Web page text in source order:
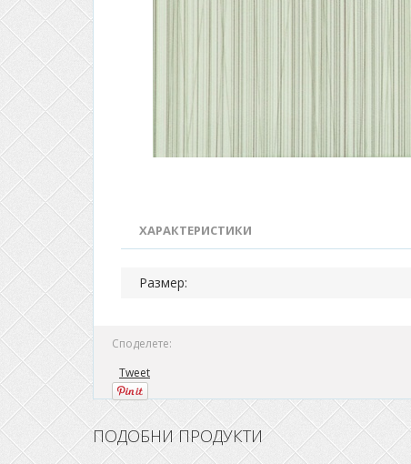
ХАРАКТЕРИСТИКИ
Размер:
Споделете:
Tweet
ПОДОБНИ ПРОДУКТИ